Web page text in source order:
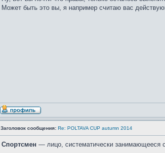
Может быть это вы, я например считаю вас
Заголовок сообщения: Re: POLTAVA CUP autumn 2014
Спортсмен — лицо, систематически занимающееся